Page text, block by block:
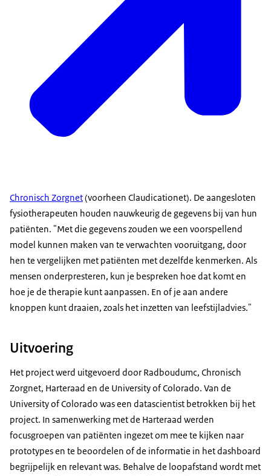
Chronisch Zorgnet(voorheen Claudicationet). De aangesloten
fysiotherapeuten houden nauwkeurig de gegevens bij van hun
patiënten. "Met die gegevens zouden we een voorspellend
model kunnen maken van te verwachten vooruitgang, door
hen te vergelijken met patiënten met dezelfde kenmerken. Als
mensen onderpresteren, kun je bespreken hoe dat komt en
hoe je de therapie kunt aanpassen. En of je aan andere
knoppen kunt draaien, zoals het inzetten van leefstijladvies."
Uitvoering
Het project werd uitgevoerd door Radboudumc, Chronisch
Zorgnet, Harteraad en de University of Colorado. Van de
University of Colorado was een datascientist betrokken bij het
project. In samenwerking met de Harteraad werden
focusgroepen van patiënten ingezet om mee te kijken naar
prototypes en te beoordelen of de informatie in het dashboard
begrijpelijk en relevant was. Behalve de loopafstand wordt met